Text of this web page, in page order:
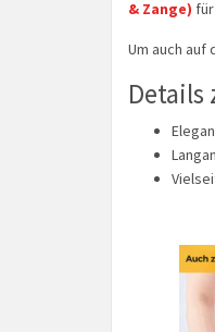
& Zange)
Um auch auf